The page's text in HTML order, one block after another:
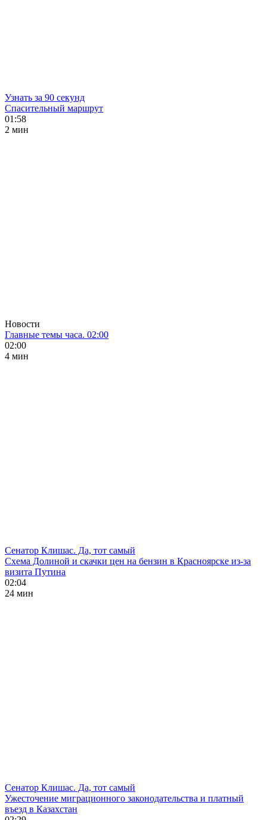
Узнать за 90 секунд
Спасительный маршрут
01:58
2 мин
Новости
Главные темы часа. 02:00
02:00
4 мин
Сенатор Клишас. Да, тот самый
Схема Долиной и скачки цен на бензин в Красноярске из-за
визита Путина
02:04
24 мин
Сенатор Клишас. Да, тот самый
Ужесточение миграционного законодательства и платный
въезд в Казахстан